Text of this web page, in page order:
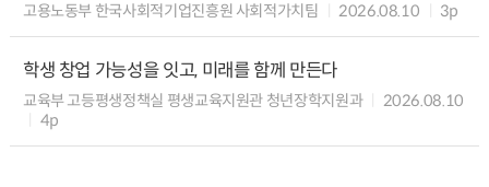
고용노동부 한국사회적기업진흥원 사회적가치팀 2026.08.10 3p
학생 창업 가능성을 잇고, 미래를 함께 만든다
교육부 고등평생정책실 평생교육지원관 청년장학지원과
2026.08.10
4p